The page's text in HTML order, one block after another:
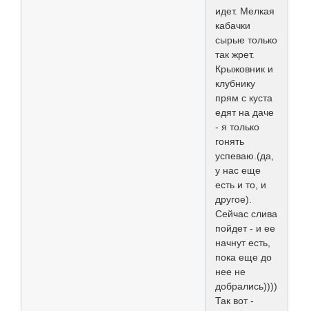
идет. Мелкая
кабачки
сырые только
так жрет.
Крыжовник и
клубнику
прям с куста
едят на даче
- я только
гонять
успеваю.(да,
у нас еще
есть и то, и
другое).
Сейчас слива
пойдет - и ее
начнут есть,
пока еще до
нее не
добрались))))
Так вот -